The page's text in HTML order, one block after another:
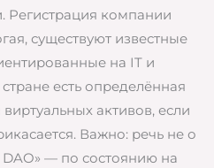
Регистрация компании
существуют известные
на IT и
есть определённая
активов, если
Важно: речь не о
— по состоянию на